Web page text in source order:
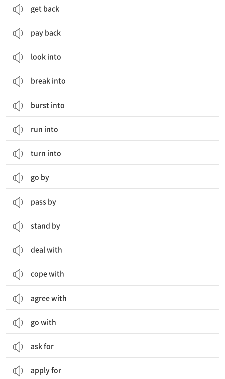
get back
pay back
look into
break into
burst into
run into
turn into
go by
pass by
stand by
deal with
cope with
agree with
go with
ask for
apply for